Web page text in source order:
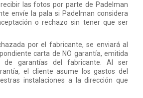
las fotos por parte de Padelman
envíe la pala si Padelman considera
o rechazo sin tener que ser
por el fabricante, se enviará al
carta de NO garantía, emitida
de garantías del fabricante. Al ser
el cliente asume los gastos del
instalaciones a la dirección que